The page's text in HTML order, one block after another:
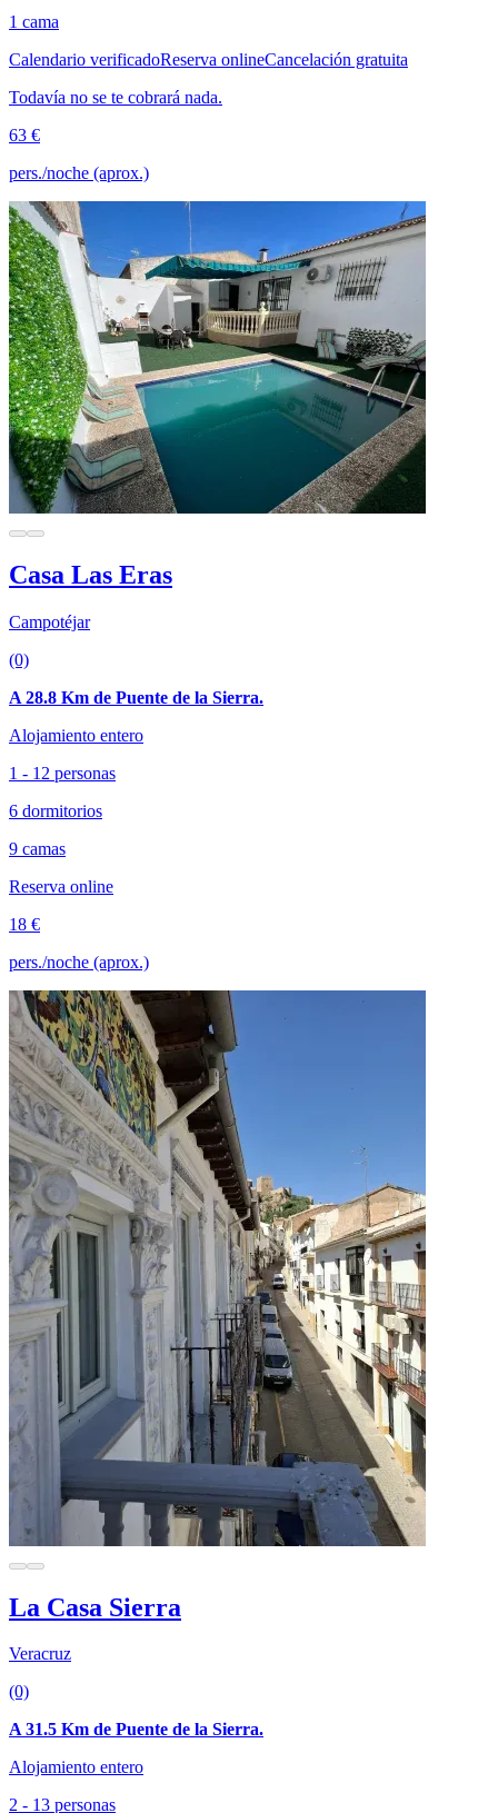
1 cama
Calendario verificadoReserva onlineCancelación gratuita
Todavía no se te cobrará nada.
63 €
pers./noche (aprox.)
Casa Las Eras
Campotéjar
(0)
A 28.8 Km de Puente de la Sierra.
Alojamiento entero
1 - 12 personas
6 dormitorios
9 camas
Reserva online
18 €
pers./noche (aprox.)
La Casa Sierra
Veracruz
(0)
A 31.5 Km de Puente de la Sierra.
Alojamiento entero
2 - 13 personas